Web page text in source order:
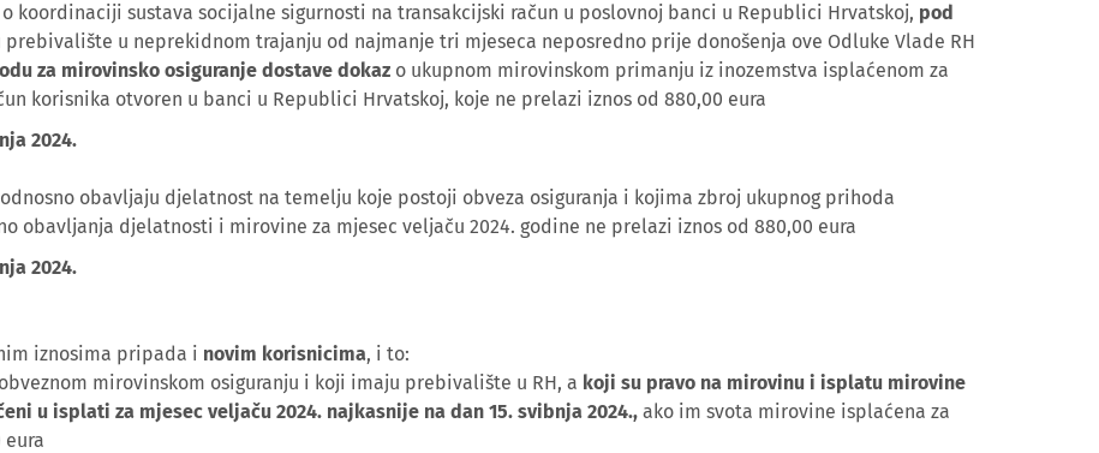
koordinaciji sustava socijalne sigurnosti na transakcijski račun u poslovnoj banci u Republici Hrvatskoj, pod
u neprekidnom trajanju od najmanje tri mjeseca neposredno prije donošenja ove Odluke Vlade RH
za mirovinsko osiguranje dostave dokaz o ukupnom mirovinskom primanju iz inozemstva isplaćenom za
korisnika otvoren u banci u Republici Hrvatskoj, koje ne prelazi iznos od 880,00 eura
2024.
obavljaju djelatnost na temelju koje postoji obveza osiguranja i kojima zbroj ukupnog prihoda
obavljanja djelatnosti i mirovine za mjesec veljaču 2024. godine ne prelazi iznos od 880,00 eura
2024.
iznosima pripada i novim korisnicima, i to:
mirovinskom osiguranju i koji imaju prebivalište u RH, a koji su pravo na mirovinu i isplatu mirovine
u isplati za mjesec veljaču 2024. najkasnije na dan 15. svibnja 2024., ako im svota mirovine isplaćena za
eura